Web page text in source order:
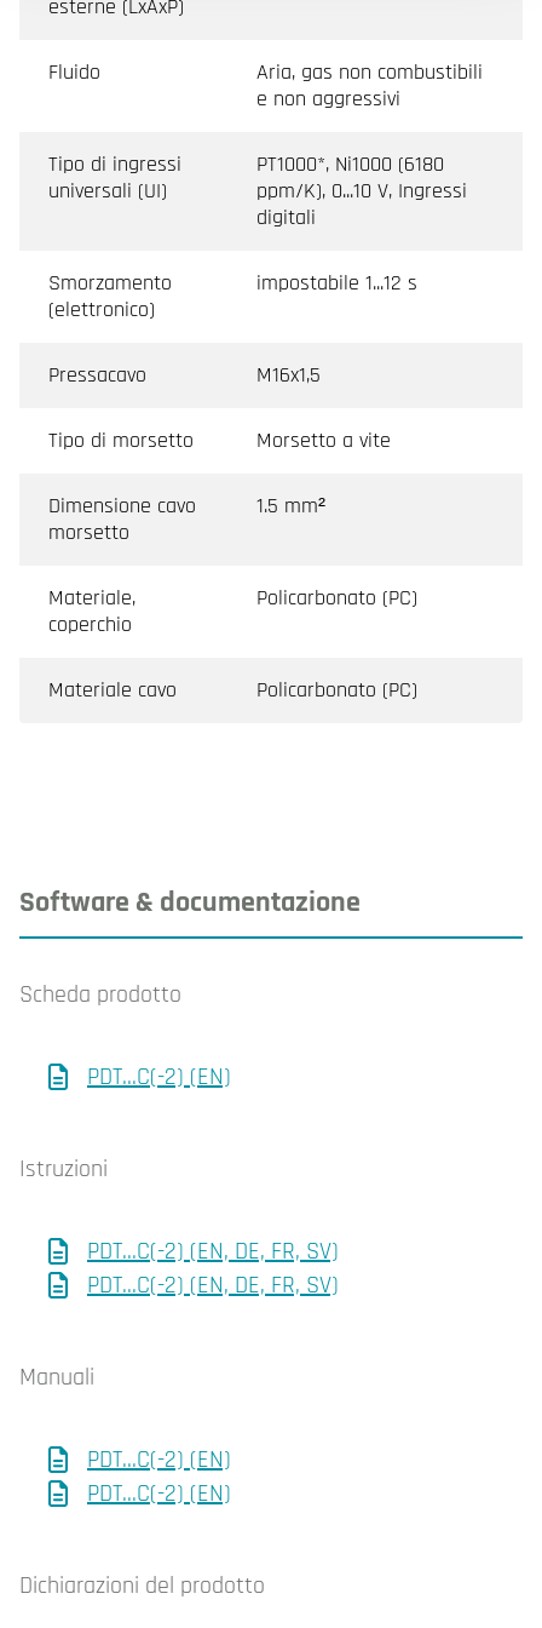
esterne (LxAxP)
Fluido
Aria, gas non combustibili
e non aggressivi
Tipo di ingressi
universali (UI)
PT1000*, Ni1000 (6180
ppm/K), 0...10 V, Ingressi
digitali
Smorzamento
(elettronico)
impostabile 1...12 s
Pressacavo M16x1,5
Tipo di morsetto Morsetto a vite
Dimensione cavo
morsetto
1.5 mm²
Materiale,
coperchio
Policarbonato (PC)
Materiale cavo Policarbonato (PC)
Software & documentazione
Scheda prodotto
PDT...C(-2) (EN)
Istruzioni
PDT...C(-2) (EN, DE, FR, SV)
PDT...C(-2) (EN, DE, FR, SV)
Manuali
PDT...C(-2) (EN)
PDT...C(-2) (EN)
Dichiarazioni del prodotto